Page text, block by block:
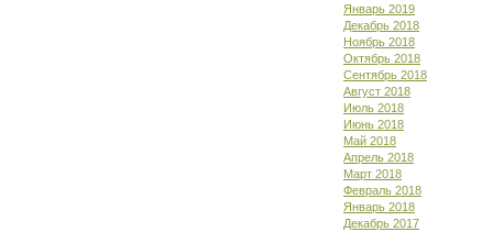
Январь 2019
Декабрь 2018
Ноябрь 2018
Октябрь 2018
Сентябрь 2018
Август 2018
Июль 2018
Июнь 2018
Май 2018
Апрель 2018
Март 2018
Февраль 2018
Январь 2018
Декабрь 2017